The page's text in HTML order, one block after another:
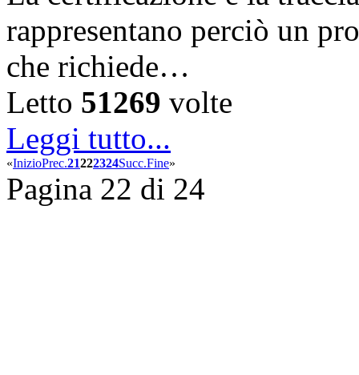
rappresentano perciò un
che richiede…
Letto 51269 volte
Leggi tutto...
«InizioPrec.21222324Succ.Fine»
Pagina 22 di 24